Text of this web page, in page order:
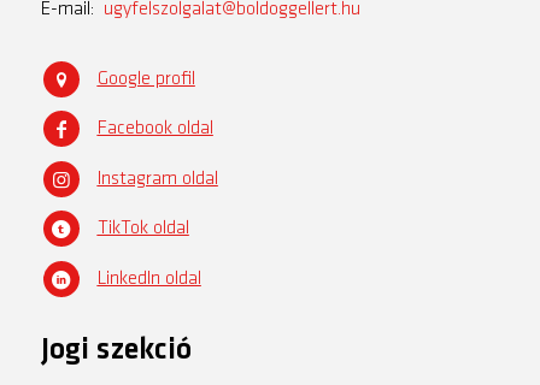
E-mail: ugyfelszolgalat@boldoggellert.hu
Google profil
Facebook oldal
Instagram oldal
TikTok oldal
LinkedIn oldal
Jogi szekció